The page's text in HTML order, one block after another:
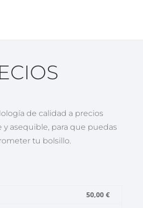
de calidad a precios
asequible, para que puedas
tu bolsillo.
50,00 €